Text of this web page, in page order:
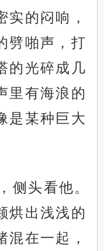
实的闷响，
劈啪声，打
的光碎成几
里有海浪的
是某种巨大
侧头看他。
烘出浅浅的
混在一起，